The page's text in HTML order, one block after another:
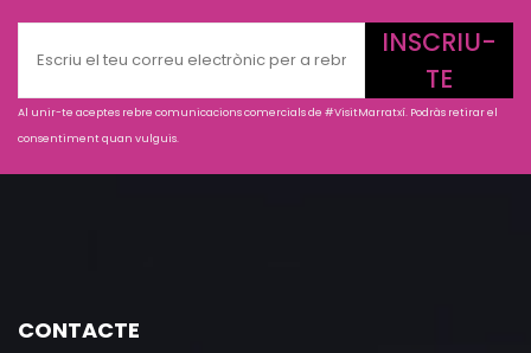
INSCRIU-
TE
Al unir-te aceptes rebre comunicacions comercials de #VisitMarratxí. Podràs retirar el
consentiment quan vulguis.
CONTACTE